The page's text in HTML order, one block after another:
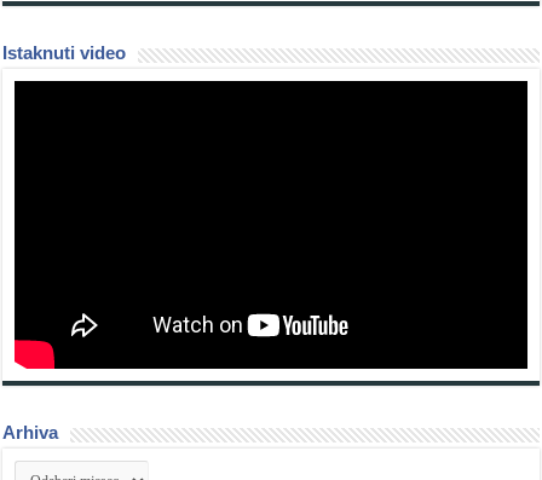
Istaknuti video
Arhiva
Arhiva